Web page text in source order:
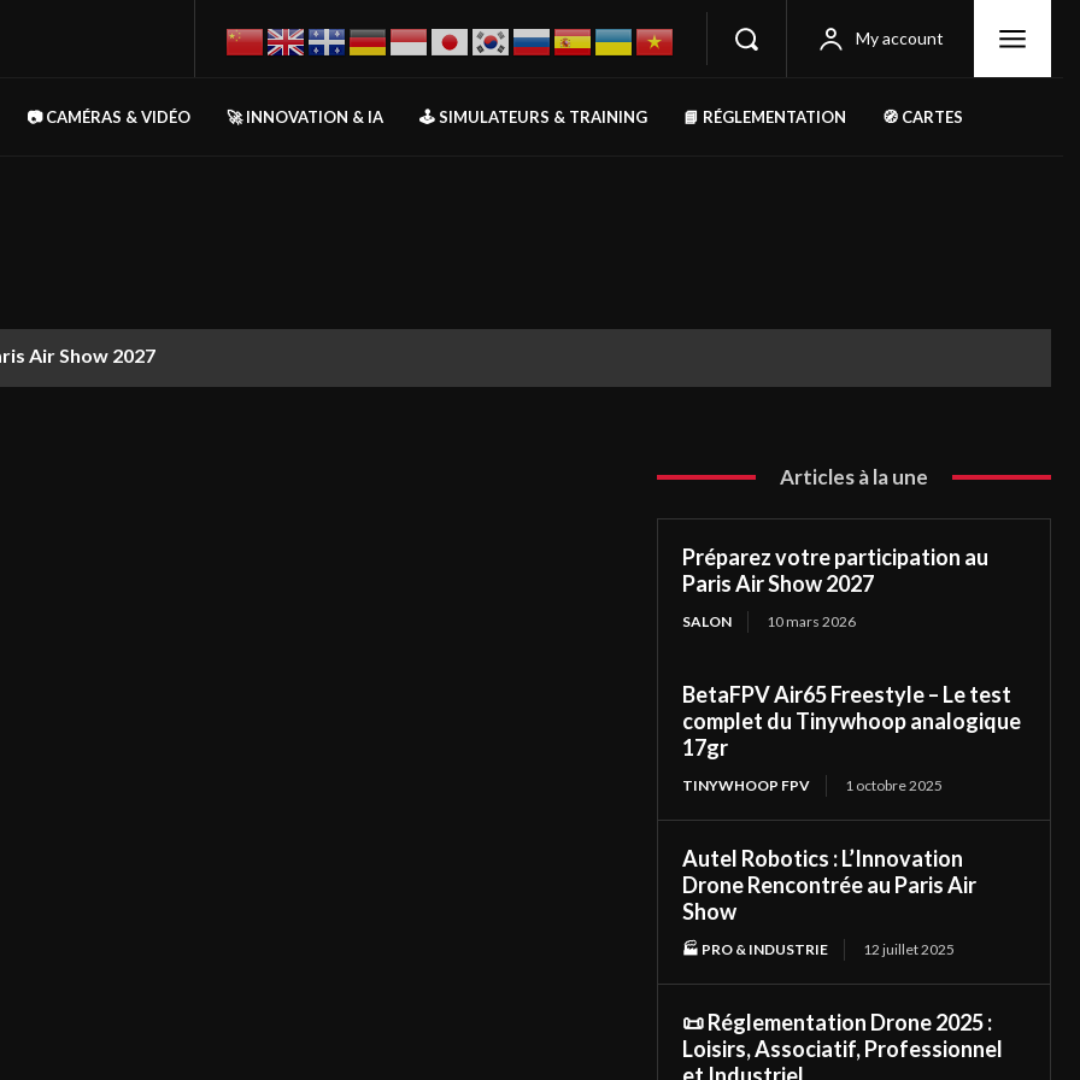
My account
📷 CAMÉRAS & VIDÉO 🚀 INNOVATION & IA 🕹️ SIMULATEURS & TRAINING 📘 RÉGLEMENTATION 🧭 CARTES
Air Show 2027
Articles à la une
Préparez votre participation au
Paris Air Show 2027
SALON 10 mars 2026
BetaFPV Air65 Freestyle – Le test
complet du Tinywhoop analogique
17gr
TINYWHOOP FPV 1 octobre 2025
Autel Robotics : L’Innovation
Drone Rencontrée au Paris Air
Show
🏭 PRO & INDUSTRIE 12 juillet 2025
📜 Réglementation Drone 2025 :
Loisirs, Associatif, Professionnel